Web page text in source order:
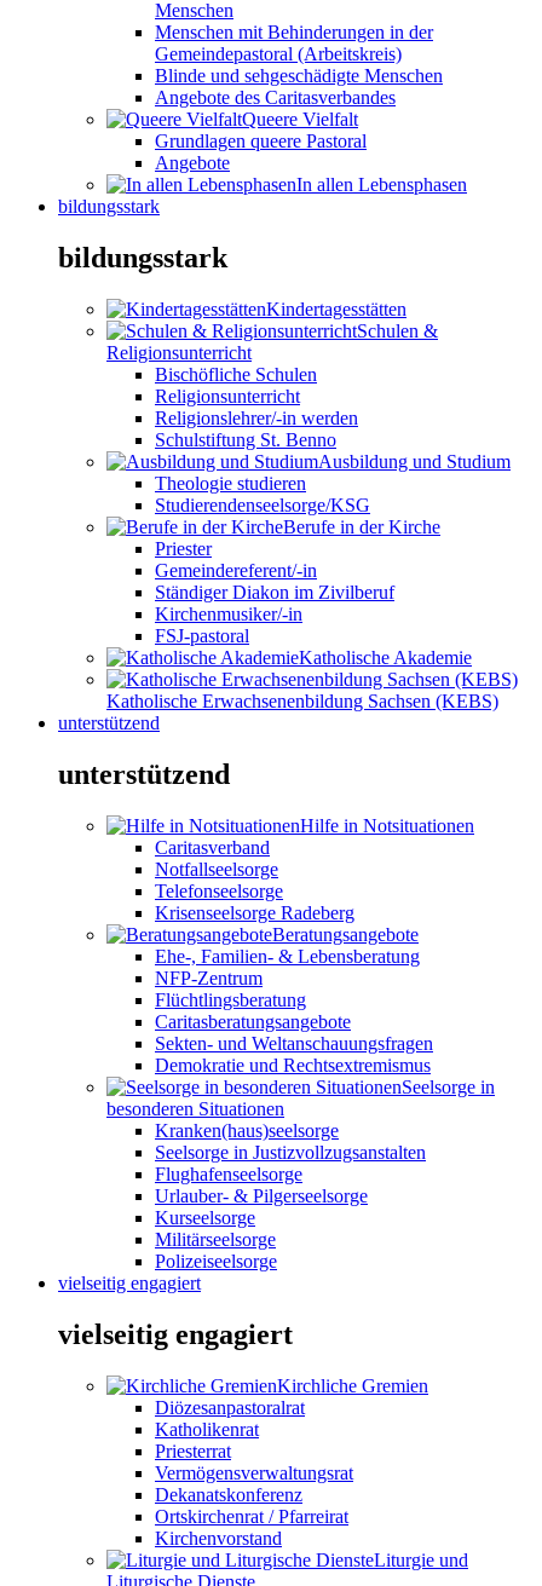
Menschen
Menschen mit Behinderungen in der
Gemeindepastoral (Arbeitskreis)
Blinde und sehgeschädigte Menschen
Angebote des Caritasverbandes
Queere Vielfalt
Grundlagen queere Pastoral
Angebote
In allen Lebensphasen
bildungsstark
bildungsstark
Kindertagesstätten
Schulen &
Religionsunterricht
Bischöfliche Schulen
Religionsunterricht
Religionslehrer/-in werden
Schulstiftung St. Benno
Ausbildung und Studium
Theologie studieren
Studierendenseelsorge/KSG
Berufe in der Kirche
Priester
Gemeindereferent/-in
Ständiger Diakon im Zivilberuf
Kirchenmusiker/-in
FSJ-pastoral
Katholische Akademie
Katholische Erwachsenenbildung Sachsen (KEBS)
unterstützend
unterstützend
Hilfe in Notsituationen
Caritasverband
Notfallseelsorge
Telefonseelsorge
Krisenseelsorge Radeberg
Beratungsangebote
Ehe-, Familien- & Lebensberatung
NFP-Zentrum
Flüchtlingsberatung
Caritasberatungsangebote
Sekten- und Weltanschauungsfragen
Demokratie und Rechtsextremismus
Seelsorge in
besonderen Situationen
Kranken(haus)seelsorge
Seelsorge in Justizvollzugsanstalten
Flughafenseelsorge
Urlauber- & Pilgerseelsorge
Kurseelsorge
Militärseelsorge
Polizeiseelsorge
vielseitig engagiert
vielseitig engagiert
Kirchliche Gremien
Diözesanpastoralrat
Katholikenrat
Priesterrat
Vermögensverwaltungsrat
Dekanatskonferenz
Ortskirchenrat / Pfarreirat
Kirchenvorstand
Liturgie und
Liturgische Dienste